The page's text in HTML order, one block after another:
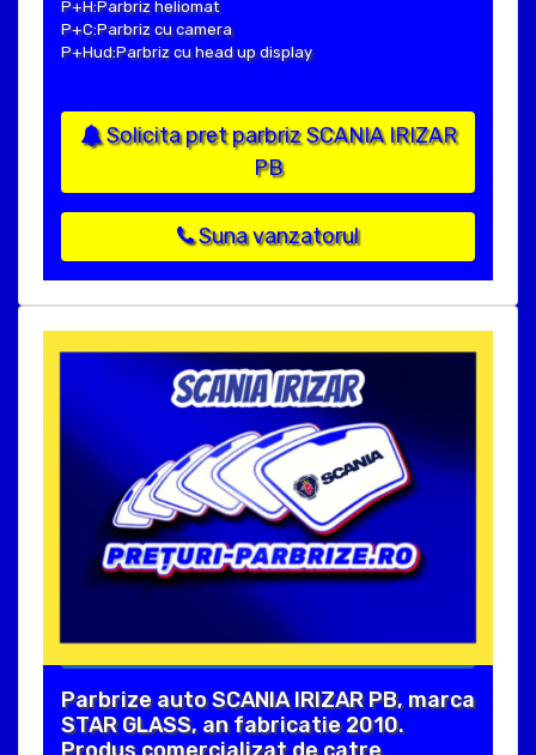
P+H:Parbriz heliomat
P+C:Parbriz cu camera
P+Hud:Parbriz cu head up display
Solicita pret parbriz SCANIA IRIZAR
PB
Suna vanzatorul
Parbrize auto SCANIA IRIZAR PB, marca
STAR GLASS, an fabricatie 2010.